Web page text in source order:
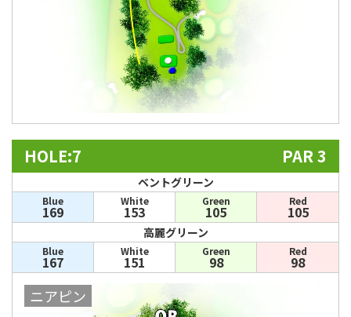
HOLE:7 PAR 3
ベントグリーン
Blue
169
White
153
Green
105
Red
105
高麗グリーン
Blue
167
White
151
Green
98
Red
98
ニアピン